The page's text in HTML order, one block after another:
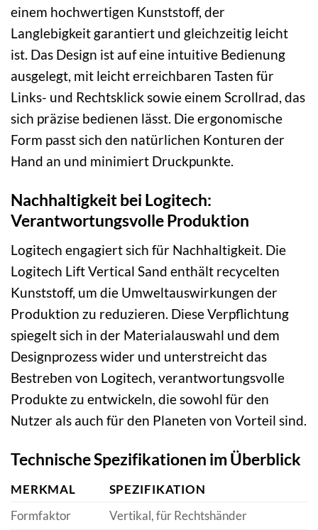
einem hochwertigen Kunststoff, der
Langlebigkeit garantiert und gleichzeitig leicht
ist. Das Design ist auf eine intuitive Bedienung
ausgelegt, mit leicht erreichbaren Tasten für
Links- und Rechtsklick sowie einem Scrollrad, das
sich präzise bedienen lässt. Die ergonomische
Form passt sich den natürlichen Konturen der
Hand an und minimiert Druckpunkte.
Nachhaltigkeit bei Logitech:
Verantwortungsvolle Produktion
Logitech engagiert sich für Nachhaltigkeit. Die
Logitech Lift Vertical Sand enthält recycelten
Kunststoff, um die Umweltauswirkungen der
Produktion zu reduzieren. Diese Verpflichtung
spiegelt sich in der Materialauswahl und dem
Designprozess wider und unterstreicht das
Bestreben von Logitech, verantwortungsvolle
Produkte zu entwickeln, die sowohl für den
Nutzer als auch für den Planeten von Vorteil sind.
Technische Spezifikationen im Überblick
MERKMAL
SPEZIFIKATION
Formfaktor
Vertikal, für Rechtshänder